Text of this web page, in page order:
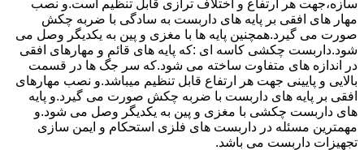
سازه،جهت هر ارتفاع و اختلاف ترازی قابل تنظیم است.و نصب
مهار های افقی بر پایه های داربست به سادگی با ضربه چکش
صورت می گیرد.همچنین پایه ها با مغزی و پین به یکدیگر وصل می
شود.داربست چکشی کاسه ای :که پایه های قائم و مهارهای افقی
در اندازه های متفاوت ساخته می شود.که سر جگ ها در قسمت
بالایی و پایینی جهت هر ارتفاع قابل تنظیم میباشد.و نصب مهارهای
افقی بر پایه های داربست با ضربه چکش صورت می گیرد.و پایه
های داربست چکشی با مغزی و پین به یکدیگر وصل می شود.و
مهمترین مسئله در داربست های فلزی استحکام و ایمن سازی
تجهیزات داربست می باشد.